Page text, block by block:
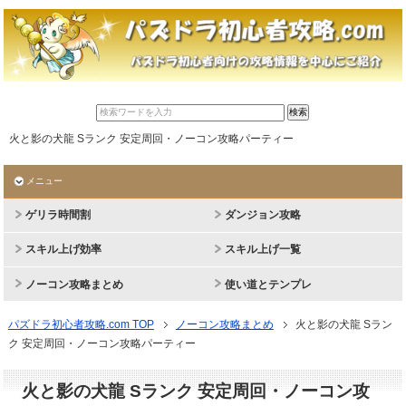
火と影の犬龍 Sランク 安定周回・ノーコン攻略パーティー
メニュー
ゲリラ時間割 ダンジョン攻略
スキル上げ効率 スキル上げ一覧
ノーコン攻略まとめ 使い道とテンプレ
パズドラ初心者攻略.com TOP ノーコン攻略まとめ
火と影の犬龍 Sラン
ク 安定周回・ノーコン攻略パーティー
火と影の犬龍 Sランク 安定周回・ノーコン攻